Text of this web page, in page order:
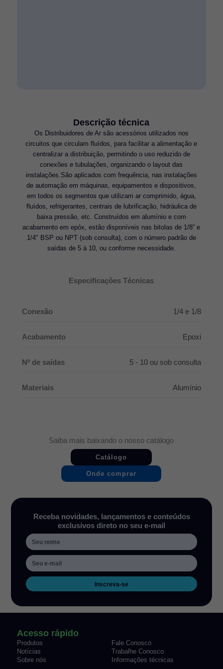
Descrição técnica
Os Distribuidores de Ar são acessórios utilizados nos
circuitos que circulam fluídos, para facilitar a alimentação e
centralizar a distribuição, permitindo o uso reduzido de
conexões e tubulações, organizando o layout das
instalações.São aplicados com frequência, nas instalações
de automação em máquinas, equipamentos e dispositivos,
em todos os segmentos que utilizam ar comprimido, água,
fluídos, refrigerantes, centrais de lubrificação, hidráulica de
baixa pressão, etc. Construídos em alumínio e com
acabamento em epóx, estão disponíveis nas bitolas de 1/8” e
1/4″ BSP ou NPT (sob consulta), com o número padrão de
saídas de 5 à 10, ou conforme necessidade.
Especificações Técnicas
Conexão 1/4 e 1/8
Acabamento Epoxi
Nº de saídas 5 - 10 ou sob consulta
Materiais Alumínio
Saiba mais baixando o nosso catálogo
Catálogo
Onde comprar
Receba novidades, lançamentos e conteúdos
exclusivos direto no seu e-mail
Inscreva-se
Acesso rápido
Produtos
Fale Conosco
Notícias
Trabalhe Conosco
Sobre nós
Informações técnicas